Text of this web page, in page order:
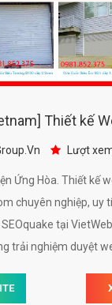
Thiết kế
Lượt
Ứng Hòa. Thiết kế
chuyên nghiệp, uy
tại
trải nghiệm duyệt